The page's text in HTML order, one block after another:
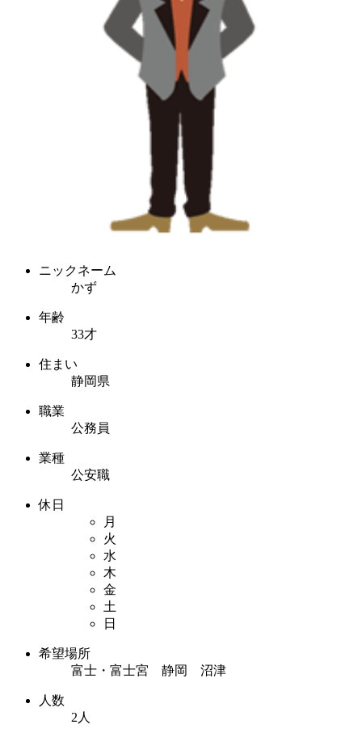
ニックネーム
かず
年齢
33才
住まい
静岡県
職業
公務員
業種
公安職
休日
月
火
水
木
金
土
日
希望場所
富士・富士宮 静岡 沼津
人数
2人